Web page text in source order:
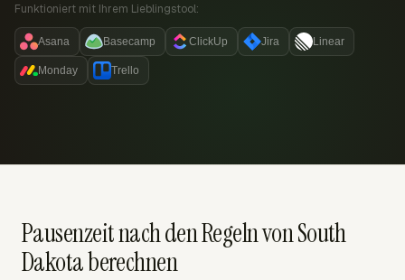
Funktioniert mit Ihrem Lieblingstool:
Asana Basecamp ClickUp Jira Linear
Monday Trello
Pausenzeit nach den Regeln von South
Dakota berechnen